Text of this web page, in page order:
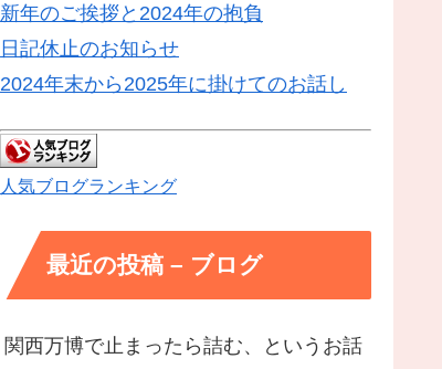
新年のご挨拶と2024年の抱負
日記休止のお知らせ
2024年末から2025年に掛けてのお話し
人気ブログランキング
最近の投稿 – ブログ
関西万博で止まったら詰む、というお話